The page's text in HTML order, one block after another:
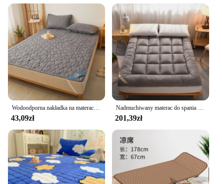
Wodoodporna nakładka na materac z elastyczną opaską pikowana podkładka ochronna narzuta na łóżko zimowy pokrowiec na materac na pojedyncze/podwójne łóżko 140/160
43,09zł
Nadmuchiwany materac do spania meble podłogowe 3-stopniowy składany topper pianka z pamięcią kształtu sandały futon torebki Tatami okulary przeciwsłoneczne męskie
201,39zł